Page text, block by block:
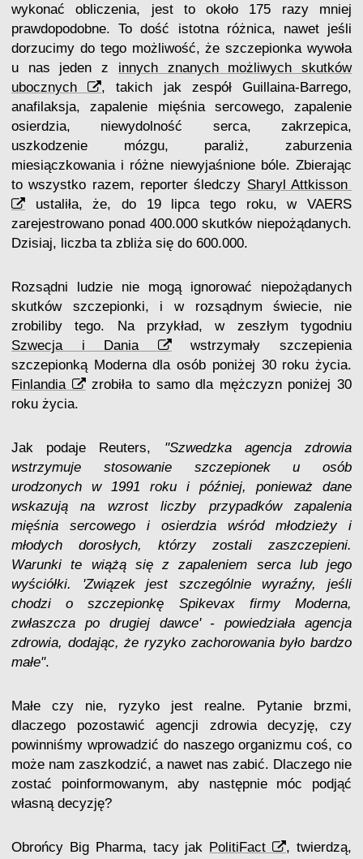
wykonać obliczenia, jest to około 175 razy mniej
prawdopodobne. To dość istotna różnica, nawet jeśli
dorzucimy do tego możliwość, że szczepionka wywoła
u nas jeden z innych znanych możliwych skutków
ubocznych
, takich jak zespół Guillaina-Barrego,
anafilaksja, zapalenie mięśnia sercowego, zapalenie
osierdzia, niewydolność serca, zakrzepica,
uszkodzenie mózgu, paraliż, zaburzenia
miesiączkowania i różne niewyjaśnione bóle. Zbierając
to wszystko razem, reporter śledczy Sharyl Attkisson
ustaliła, że, do 19 lipca tego roku, w VAERS
zarejestrowano ponad 400.000 skutków niepożądanych.
Dzisiaj, liczba ta zbliża się do 600.000.
Rozsądni ludzie nie mogą ignorować niepożądanych
skutków szczepionki, i w rozsądnym świecie, nie
zrobiliby tego. Na przykład, w zeszłym tygodniu
Szwecja i Dania
wstrzymały szczepienia
szczepionką Moderna dla osób poniżej 30 roku życia.
Finlandia
zrobiła to samo dla mężczyzn poniżej 30
roku życia.
Jak podaje Reuters, "Szwedzka agencja zdrowia
wstrzymuje stosowanie szczepionek u osób
urodzonych w 1991 roku i później, ponieważ dane
wskazują na wzrost liczby przypadków zapalenia
mięśnia sercowego i osierdzia wśród młodzieży i
młodych dorosłych, którzy zostali zaszczepieni.
Warunki te wiążą się z zapaleniem serca lub jego
wyściółki. 'Związek jest szczególnie wyraźny, jeśli
chodzi o szczepionkę Spikevax firmy Moderna,
zwłaszcza po drugiej dawce' - powiedziała agencja
zdrowia, dodając, że ryzyko zachorowania było bardzo
małe".
Małe czy nie, ryzyko jest realne. Pytanie brzmi,
dlaczego pozostawić agencji zdrowia decyzję, czy
powinniśmy wprowadzić do naszego organizmu coś, co
może nam zaszkodzić, a nawet nas zabić. Dlaczego nie
zostać poinformowanym, aby następnie móc podjąć
własną decyzję?
Obrońcy Big Pharma, tacy jak PolitiFact
, twierdzą,